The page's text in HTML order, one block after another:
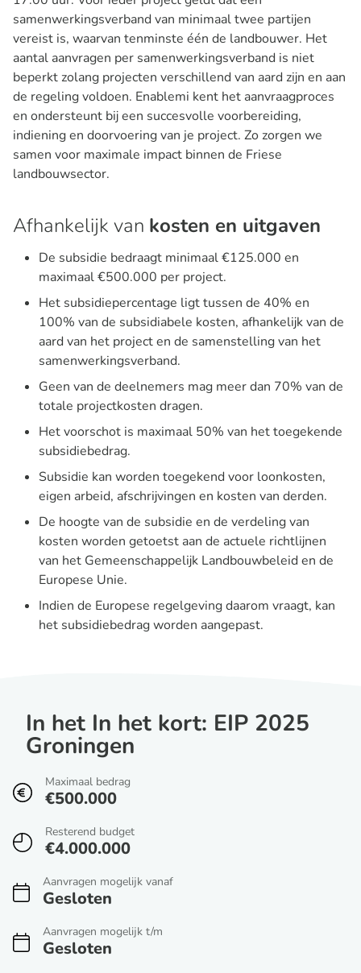
samenwerkingsverband van minimaal twee partijen
vereist is, waarvan tenminste één de landbouwer. Het
aantal aanvragen per samenwerkingsverband is niet
beperkt zolang projecten verschillend van aard zijn en aan
de regeling voldoen. Enablemi kent het aanvraagproces
en ondersteunt bij een succesvolle voorbereiding,
indiening en doorvoering van je project. Zo zorgen we
samen voor maximale impact binnen de Friese
landbouwsector.
Afhankelijk van kosten en uitgaven
De subsidie bedraagt minimaal €125.000 en
maximaal €500.000 per project.
Het subsidiepercentage ligt tussen de 40% en
100% van de subsidiabele kosten, afhankelijk van de
aard van het project en de samenstelling van het
samenwerkingsverband.
Geen van de deelnemers mag meer dan 70% van de
totale projectkosten dragen.
Het voorschot is maximaal 50% van het toegekende
subsidiebedrag.
Subsidie kan worden toegekend voor loonkosten,
eigen arbeid, afschrijvingen en kosten van derden.
De hoogte van de subsidie en de verdeling van
kosten worden getoetst aan de actuele richtlijnen
van het Gemeenschappelijk Landbouwbeleid en de
Europese Unie.
Indien de Europese regelgeving daarom vraagt, kan
het subsidiebedrag worden aangepast.
In het In het kort: EIP 2025
Groningen
Maximaal bedrag
€500.000
Resterend budget
€4.000.000
Aanvragen mogelijk vanaf
Gesloten
Aanvragen mogelijk t/m
Gesloten